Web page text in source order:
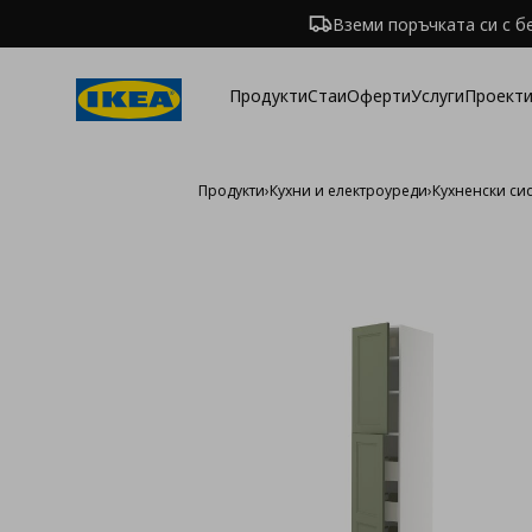
Вземи поръчката си с
ПродуктиСтаиОфертиУслуги
Продукти›Кухни и електроуреди›Кухненски